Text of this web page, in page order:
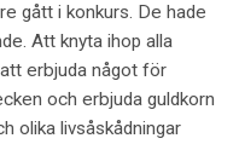
gått i konkurs. De hade
Att knyta ihop alla
erbjuda något för
och erbjuda guldkorn
olika livsåskådningar